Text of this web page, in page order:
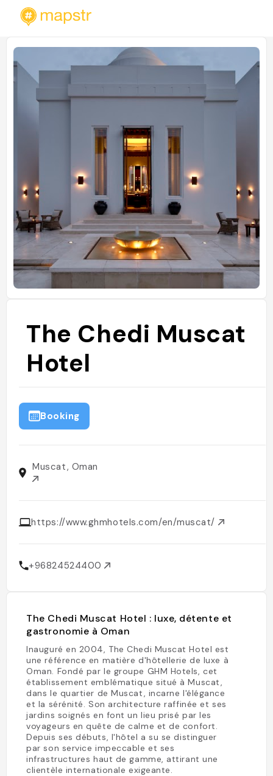
The Chedi Muscat
Hotel
Booking
Muscat, Oman
https://www.ghmhotels.com/en/muscat/
+96824524400
The Chedi Muscat Hotel : luxe, détente et
gastronomie à Oman
Inauguré en 2004, The Chedi Muscat Hotel est
une référence en matière d'hôtellerie de luxe à
Oman. Fondé par le groupe GHM Hotels, cet
établissement emblématique situé à Muscat,
dans le quartier de Muscat, incarne l'élégance
et la sérénité. Son architecture raffinée et ses
jardins soignés en font un lieu prisé par les
voyageurs en quête de calme et de confort.
Depuis ses débuts, l'hôtel a su se distinguer
par son service impeccable et ses
infrastructures haut de gamme, attirant une
clientèle internationale exigeante.